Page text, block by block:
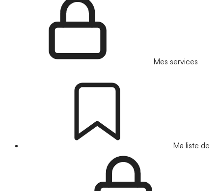
Mes services
Ma liste de